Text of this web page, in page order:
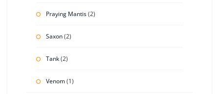
Praying Mantis(2)
Saxon(2)
Tank(2)
Venom(1)